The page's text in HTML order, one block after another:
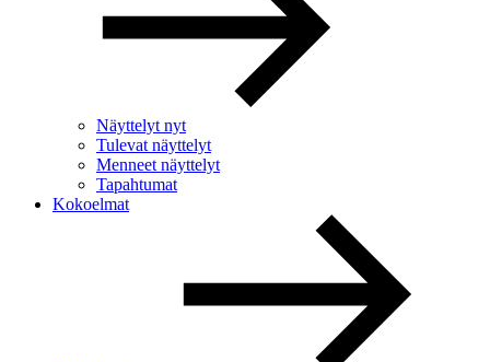
Näyttelyt nyt
Tulevat näyttelyt
Menneet näyttelyt
Tapahtumat
Kokoelmat